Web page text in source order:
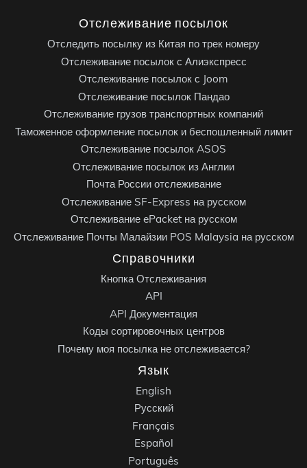
Отслеживание посылок
Отследить посылку из Китая по трек номеру
Отслеживание посылок с Алиэкспресс
Отслеживание посылок с Joom
Отслеживание посылок Пандао
Отслеживание грузов транспортных компаний
Таможенное оформление посылок и беспошленный лимит
Отслеживание посылок ASOS
Отслеживание посылок из Англии
Почта России отслеживание
Отслеживание SF-Express на русском
Отслеживание ePacket на русском
Отслеживание Почты Малайзии POS Malaysia на русском
Справочники
Кнопка Отслеживания
API
API Документация
Коды сортировочных центров
Почему моя посылка не отслеживается?
Язык
English
Русский
Français
Español
Português